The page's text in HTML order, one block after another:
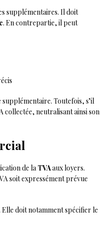
supplémentaires. Il doit
. En contrepartie, il peut
Toutefois, s’il
collectée, neutralisant ainsi son
de la TVAaux loyers.
soit expressément prévue
doit notamment spécifier le